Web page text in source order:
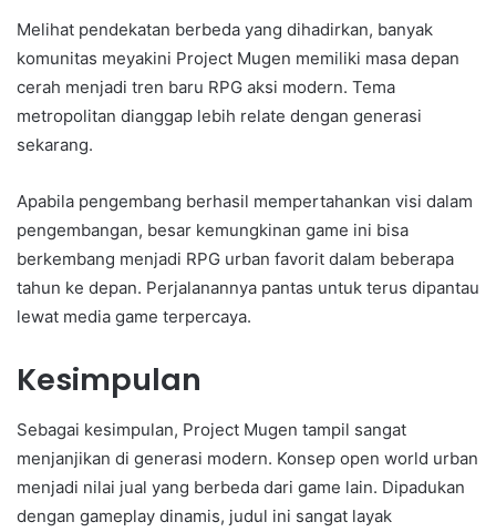
Melihat pendekatan berbeda yang dihadirkan, banyak
komunitas meyakini Project Mugen memiliki masa depan
cerah menjadi tren baru RPG aksi modern. Tema
metropolitan dianggap lebih relate dengan generasi
sekarang.
Apabila pengembang berhasil mempertahankan visi dalam
pengembangan, besar kemungkinan game ini bisa
berkembang menjadi RPG urban favorit dalam beberapa
tahun ke depan. Perjalanannya pantas untuk terus dipantau
lewat media game terpercaya.
Kesimpulan
Sebagai kesimpulan, Project Mugen tampil sangat
menjanjikan di generasi modern. Konsep open world urban
menjadi nilai jual yang berbeda dari game lain. Dipadukan
dengan gameplay dinamis, judul ini sangat layak